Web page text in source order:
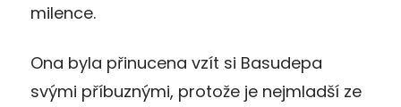
milence.
Ona byla přinucena vzít si Basudepa
svými příbuznými, protože je nejmladší ze